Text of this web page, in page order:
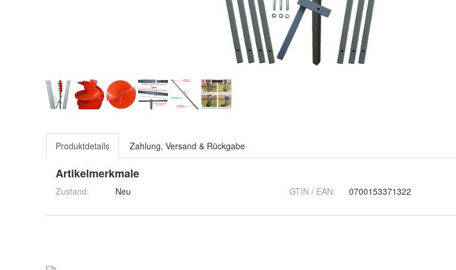
Produktdetails Zahlung, Versand & Rückgabe
Artikelmerkmale
Zustand: Neu GTIN / EAN: 0700153371322